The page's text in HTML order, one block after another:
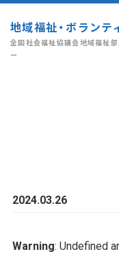
地域福祉・ボラン
全国社会福祉協議会地域福祉
ー
2024.03.26
Warning: Undefined